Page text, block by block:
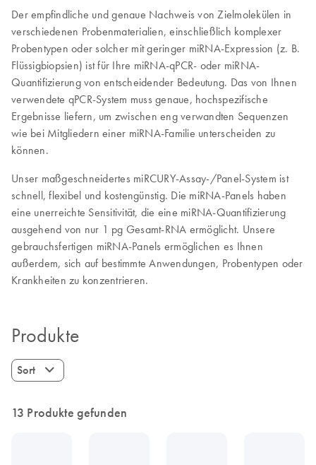
Der empfindliche und genaue Nachweis von Zielmolekülen in
verschiedenen Probenmaterialien, einschließlich komplexer
Probentypen oder solcher mit geringer miRNA-Expression (z. B.
Flüssigbiopsien) ist für Ihre miRNA-qPCR- oder miRNA-
Quantifizierung von entscheidender Bedeutung. Das von Ihnen
verwendete qPCR-System muss genaue, hochspezifische
Ergebnisse liefern, um zwischen eng verwandten Sequenzen
wie bei Mitgliedern einer miRNA-Familie unterscheiden zu
können.
Unser maßgeschneidertes miRCURY-Assay-/Panel-System ist
schnell, flexibel und kostengünstig. Die miRNA-Panels haben
eine unerreichte Sensitivität, die eine miRNA-Quantifizierung
ausgehend von nur 1 pg Gesamt-RNA ermöglicht. Unsere
gebrauchsfertigen miRNA-Panels ermöglichen es Ihnen
außerdem, sich auf bestimmte Anwendungen, Probentypen oder
Krankheiten zu konzentrieren.
Produkte
Sort
13 Produkte gefunden